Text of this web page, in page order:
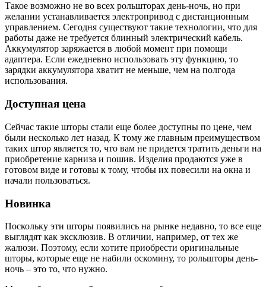
Такое возможно не во всех рольшторах день-ночь, но при
желании устанавливается электропривод с дистанционным
управлением. Сегодня существуют такие технологии, что для
работы даже не требуется блинный электрический кабель.
Аккумулятор заряжается в любой момент при помощи
адаптера. Если ежедневно использовать эту функцию, то
зарядки аккумулятора хватит не меньше, чем на полгода
использования.
Доступная цена
Сейчас такие шторы стали еще более доступны по цене, чем
были несколько лет назад. К тому же главным преимуществом
таких штор является то, что вам не придется тратить деньги на
приобретение карниза и пошив. Изделия продаются уже в
готовом виде и готовы к тому, чтобы их повесили на окна и
начали пользоваться.
Новинка
Поскольку эти шторы появились на рынке недавно, то все еще
выглядят как эксклюзив. В отличии, например, от тех же
жалюзи. Поэтому, если хотите приобрести оригинальные
шторы, которые еще не набили оскомину, то рольшторы день-
ночь – это то, что нужно.